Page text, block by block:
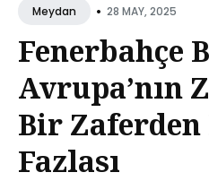
Blog
Meydan • 28 MAY, 2025
Fenerbahçe
Avrupa’nın
Bir Zaferden
Fazlası